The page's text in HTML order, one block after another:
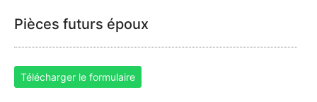
Pièces futurs époux
Télécharger le formulaire